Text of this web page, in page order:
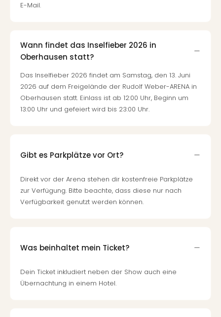
E-Mail.
Wann findet das Inselfieber 2026 in
Oberhausen statt?
Das Inselfieber 2026 findet am Samstag, den 13. Juni
2026 auf dem Freigelände der Rudolf Weber-ARENA in
Oberhausen statt. Einlass ist ab 12:00 Uhr, Beginn um
13:00 Uhr und gefeiert wird bis 23:00 Uhr.
Gibt es Parkplätze vor Ort?
Direkt vor der Arena stehen dir kostenfreie Parkplätze
zur Verfügung. Bitte beachte, dass diese nur nach
Verfügbarkeit genutzt werden können.
Was beinhaltet mein Ticket?
Dein Ticket inkludiert neben der Show auch eine
Übernachtung in einem Hotel.